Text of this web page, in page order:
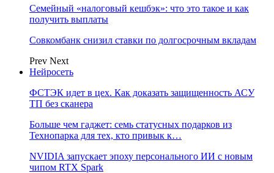
Семейный «налоговый кешбэк»: что это такое и как
получить выплаты
Совкомбанк снизил ставки по долгосрочным вкладам
Prev Next
Нейросеть
ФСТЭК идет в цех. Как доказать защищенность АСУ
ТП без сканера
Больше чем гаджет: семь статусных подарков из
Технопарка для тех, кто привык к…
NVIDIA запускает эпоху персонального ИИ с новым
чипом RTX Spark